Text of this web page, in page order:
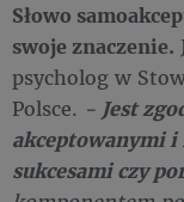
Słowo
swoje znaczenie.
psycholog w
Polsce. - Jest
akceptowanymi i
sukcesami czy